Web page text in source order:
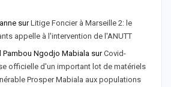
surLitige Foncier à Marseille 2: le
appelle à l'intervention de l'ANUTT
Pambou Ngodjo Mabiala surCovid-
officielle d'un important lot de matériels
Prosper Mabiala aux populations